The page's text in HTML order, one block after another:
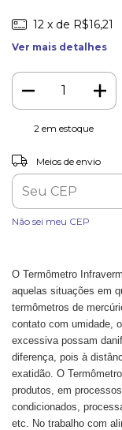
12 x de R$16,21
Ver mais detalhes
2 em estoque
Entregas para o CEP:
Meios de envio
Não sei meu CEP
O Termômetro
aquelas situações em
termômetros de
contato com umidade,
excessiva possam
diferença, pois à
exatidão. O
produtos, em
condicionados,
etc. No trabalho com